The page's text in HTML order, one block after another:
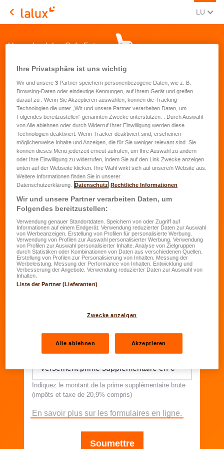
LALUX Assurances
LU
Upgrade - lalux-Safe Future
Votre contrat lalux-Safe Future
Vous êtes client(e) lalux-Safe Future auprès
de LALUX et vous souhaitez verser une
prime supplémentaire avant la nouvelle
année fiscale afin de profiter pleinement de
revenus professionnels.
Prénom
Nom*
00/000000-0
Versement prime supplémentaire en €
Indiquez le montant de la prime supplémentaire brute
(impôts et taxe de 20,9% compris)
En savoir plus sur les formulaires en ligne.
Soumettre
Ihre Privatsphäre ist uns wichtig
Wir und unsere3 Partner speichern personenbezogene Daten, wie z. B.
Browsing-Daten oder eindeutige Kennungen, auf Ihrem Gerät und greifen
darauf zu . Wenn Sie Akzeptieren auswählen, können die Tracking-
Technologien die unter „Wir und unsere Partner verarbeiten Daten, um
Folgendes bereitzustellen“ genannten Zwecke unterstützen. . Durch Auswahl
von Alle ablehnen oder durch Widerruf Ihrer Einwilligung werden diese
Technologien deaktiviert. Wenn Tracker deaktiviert sind, erscheinen
möglicherweise Inhalte und Anzeigen, die für Sie weniger relevant sind. Sie
können dieses Menü jederzeit erneut aufrufen, um Ihre Auswahl zu ändern
oder Ihre Einwilligung zu widerrufen, indem Sie auf den Link Zwecke anzeigen
unten auf der Webseite klicken. Ihre Wahl wirkt sich auf unsere/n Website aus.
Weitere Informationen finden Sie in unserer
Datenschutzerklärung.
Datenschutz Rechtliche Informationen
Wir und unsere Partner verarbeiten Daten, um
Folgendes bereitzustellen:
Verwendung genauer Standortdaten. Speichern von oder Zugriff auf
Informationen auf einem Endgerät. Verwendung reduzierter Daten zur Auswahl
von Werbeanzeigen. Erstellung von Profilen für personalisierte Werbung.
Verwendung von Profilen zur Auswahl personalisierter Werbung. Verwendung
von Profilen zur Auswahl personalisierter Inhalte. Analyse von Zielgruppen
durch Statistiken oder Kombinationen von Daten aus verschiedenen Quellen.
Erstellung von Profilen zur Personalisierung von Inhalten. Messung der
Werbeleistung. Messung der Performance von Inhalten. Entwicklung und
Verbesserung der Angebote. Verwendung reduzierter Daten zur Auswahl von
Inhalten.
Liste der Partner (Lieferanten)
Zwecke anzeigen
Alle ablehnen Akzeptieren